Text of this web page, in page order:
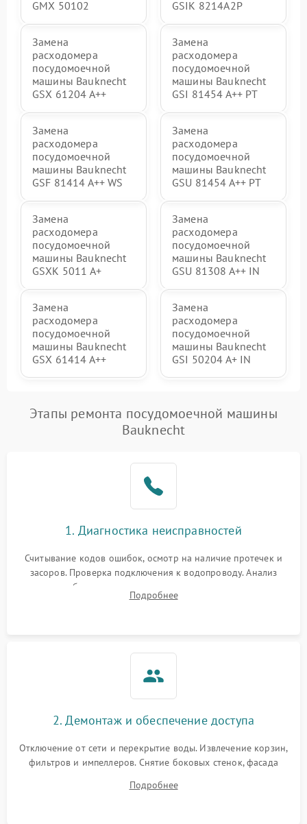
GMX 50102 GSIK 8214A2P
Замена
расходомера
посудомоечной
машины Bauknecht
GSX 61204 A++
Замена
расходомера
посудомоечной
машины Bauknecht
GSI 81454 A++ PT
Замена
расходомера
посудомоечной
машины Bauknecht
GSF 81414 A++ WS
Замена
расходомера
посудомоечной
машины Bauknecht
GSU 81454 A++ PT
Замена
расходомера
посудомоечной
машины Bauknecht
GSXK 5011 A+
Замена
расходомера
посудомоечной
машины Bauknecht
GSU 81308 A++ IN
Замена
расходомера
посудомоечной
машины Bauknecht
GSX 61414 A++
Замена
расходомера
посудомоечной
машины Bauknecht
GSI 50204 A+ IN
Этапы ремонта посудомоечной машины
Bauknecht
1. Диагностика неисправностей
Считывание кодов ошибок, осмотр на наличие протечек и
засоров. Проверка подключения к водопроводу. Анализ
жалоб на отсутствие слива, нагрева, вращения
разбрызгивателей или срабатывание системы защиты
Подробнее
2. Демонтаж и обеспечение доступа
Отключение от сети и перекрытие воды. Извлечение корзин,
фильтров и импеллеров. Снятие боковых стенок, фасада
циркуляционному насосу, ТЭНу и сливной помпе.
Подробнее